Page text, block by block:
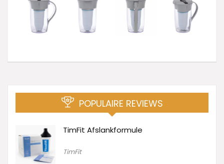
POPULAIRE REVIEWS
TimFit Afslankformule
TimFit